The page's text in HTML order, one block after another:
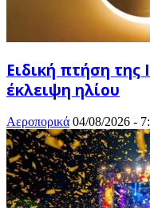
Ειδική πτήση της
έκλειψη ηλίου
Αεροπορικά 04/08/2026 -